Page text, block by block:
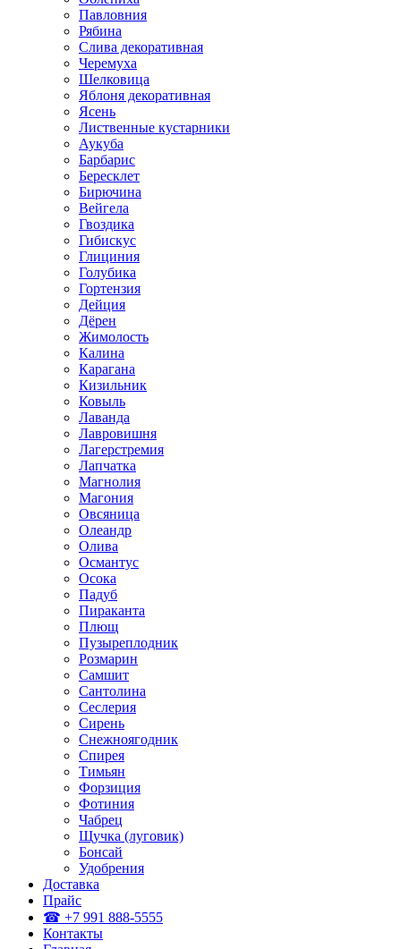
Павловния
Рябина
Слива декоративная
Черемуха
Шелковица
Яблоня декоративная
Ясень
Лиственные кустарники
Аукуба
Барбарис
Бересклет
Бирючина
Вейгела
Гвоздика
Гибискус
Глициния
Голубика
Гортензия
Дейция
Дёрен
Жимолость
Калина
Карагана
Кизильник
Ковыль
Лаванда
Лавровишня
Лагерстремия
Лапчатка
Магнолия
Магония
Овсяница
Олеандр
Олива
Османтус
Осока
Падуб
Пираканта
Плющ
Пузыреплодник
Розмарин
Самшит
Сантолина
Сеслерия
Сирень
Снежноягодник
Спирея
Тимьян
Форзиция
Фотиния
Чабрец
Щучка (луговик)
Бонсай
Удобрения
Доставка
Прайс
☎ +7 991 888-5555
Контакты